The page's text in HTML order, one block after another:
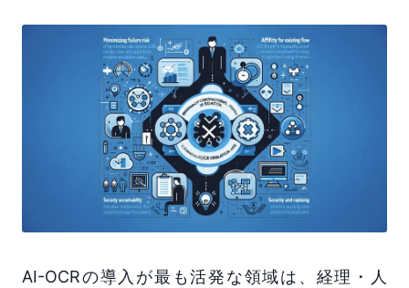
AI-OCRの導入が最も活発な領域は、経理・人